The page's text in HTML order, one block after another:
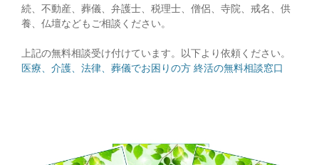
続、不動産、葬儀、弁護士、税理士、僧侶、寺院、戒名、供
養、仏壇などもご相談ください。
上記の無料相談受け付けています。以下より依頼ください。
医療、介護、法律、葬儀でお困りの方 終活の無料相談窓口